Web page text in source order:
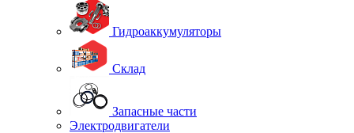
Гидроаккумуляторы
Склад
Запасные части
Электродвигатели